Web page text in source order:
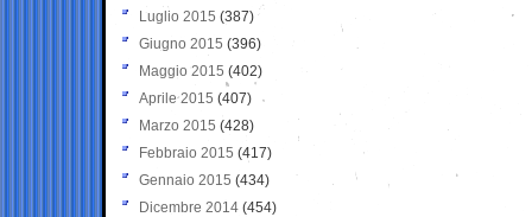
Luglio 2015 (387)
Giugno 2015 (396)
Maggio 2015 (402)
Aprile 2015 (407)
Marzo 2015 (428)
Febbraio 2015 (417)
Gennaio 2015 (434)
Dicembre 2014 (454)